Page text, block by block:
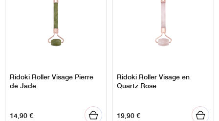
Ridoki Roller Visage Pierre
de Jade
14,90€
Ridoki Roller Visage en
Quartz Rose
19,90€